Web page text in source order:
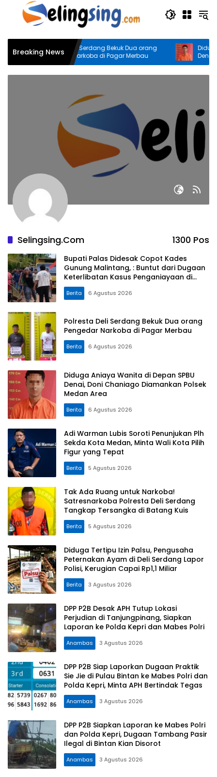
Langsung
Breaking News
Polresta Deli Serdang Bekuk Dua orang
Pengedar Narkoba di Pagar Merbau
Diduga
Denai,
Medan
Selingsing.com 1300 Pos
Bupati Palas Didesak Copot Kades
Gunung Malintang, : Buntut dari Dugaan
Keterlibatan Kasus Penganiayaan di
Dusun Balaka
Berita 6 Agustus 2026
Polresta Deli Serdang Bekuk Dua orang
Pengedar Narkoba di Pagar Merbau
Berita 6 Agustus 2026
Diduga Aniaya Wanita di Depan SPBU
Denai, Doni Chaniago Diamankan Polsek
Medan Area
Berita 6 Agustus 2026
Adi Warman Lubis Soroti Penunjukan Plh
Sekda Kota Medan, Minta Wali Kota Pilih
Figur yang Tepat
Berita 5 Agustus 2026
Tak Ada Ruang untuk Narkoba!
Satresnarkoba Polresta Deli Serdang
Tangkap Tersangka di Batang Kuis
Berita 5 Agustus 2026
Diduga Tertipu Izin Palsu, Pengusaha
Peternakan Ayam di Deli Serdang Lapor
Polisi, Kerugian Capai Rp1,1 Miliar
Berita 3 Agustus 2026
DPP P2B Desak APH Tutup Lokasi
Perjudian di Tanjungpinang, Siapkan
Laporan ke Polda Kepri dan Mabes Polri
Anambas 3 Agustus 2026
DPP P2B Siap Laporkan Dugaan Praktik
Sie Jie di Pulau Bintan ke Mabes Polri dan
Polda Kepri, Minta APH Bertindak Tegas
Anambas 3 Agustus 2026
DPP P2B Siapkan Laporan ke Mabes Polri
dan Polda Kepri, Dugaan Tambang Pasir
Ilegal di Bintan Kian Disorot
Anambas 3 Agustus 2026